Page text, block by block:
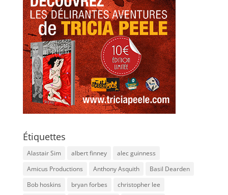
Étiquettes
Alastair Sim albert finney
alec guinness
Amicus Productions
Anthony Asquith
Basil Dearden
Bob hoskins
bryan forbes
christopher lee